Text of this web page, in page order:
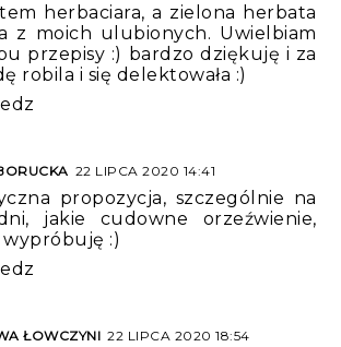
herbaciara, a zielona herbata
z moich ulubionych. Uwielbiam
przepisy :) bardzo dziękuję i za
robila i się delektowała :)
22 LIPCA 2020 14:41
propozycja, szczególnie na
jakie cudowne orzeźwienie,
:)
ŁOWCZYNI 22 LIPCA 2020 18:54